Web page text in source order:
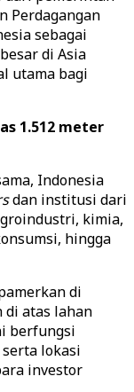
Perdagangan
sebagai
di Asia
utama bagi
1.512 meter
Indonesia
dan institusi dari
kimia,
hingga
di
di atas lahan
berfungsi
lokasi
investor